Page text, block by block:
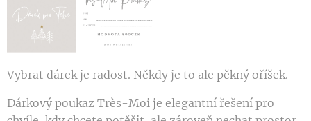
Vybrat dárek je radost. Někdy je to ale pěkný oříšek.
Dárkový poukaz Très-Moi je elegantní řešení pro